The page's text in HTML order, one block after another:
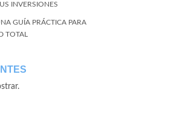
INVERSIONES
GUÍA PRÁCTICA PARA
TOTAL